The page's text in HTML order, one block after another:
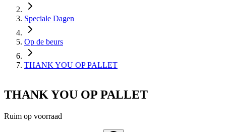
Speciale Dagen
Op de beurs
THANK YOU OP PALLET
THANK YOU OP PALLET
Ruim op voorraad